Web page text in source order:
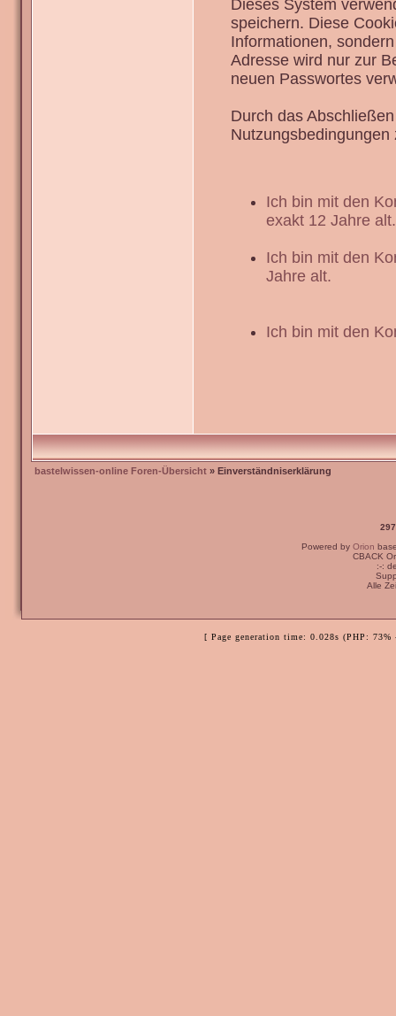
Dieses System
speichern. Diese
Informationen,
Adresse wird nur zur
neuen Passwortes
Durch das
Nutzungsbedingungen
Ich bin mit den
exakt 12 Jahre alt.
Ich bin mit den
Jahre alt.
Ich bin mit den
bastelwissen-online Foren-Übersicht » Einverständniserklärung
Powered by Orion
CBACK
:-:
Alle
[ Page generation time: 0.028s (PHP: